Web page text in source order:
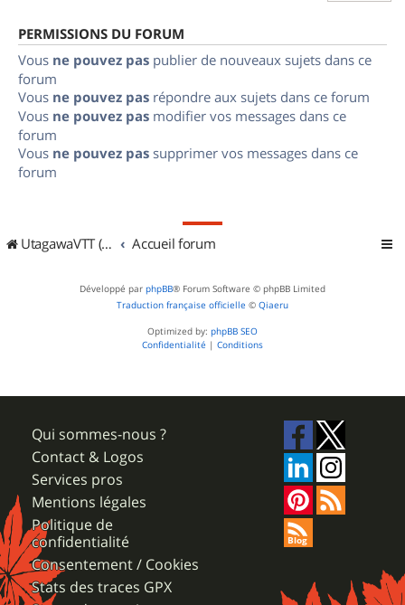
PERMISSIONS DU FORUM
Vous ne pouvez pas publier de nouveaux sujets dans ce
forum
Vous ne pouvez pas répondre aux sujets dans ce forum
Vous ne pouvez pas modifier vos messages dans ce
forum
Vous ne pouvez pas supprimer vos messages dans ce
forum
UtagawaVTT (Randos VTT et VTTAE avec traces GPS) Accueil forum
Développé par phpBB® Forum Software © phpBB Limited
Traduction française officielle © Qiaeru
Optimized by: phpBB SEO
Confidentialité | Conditions
Qui sommes-nous ?
Contact & Logos
Services pros
Mentions légales
Politique de
confidentialité
Consentement / Cookies
Stats des traces GPX